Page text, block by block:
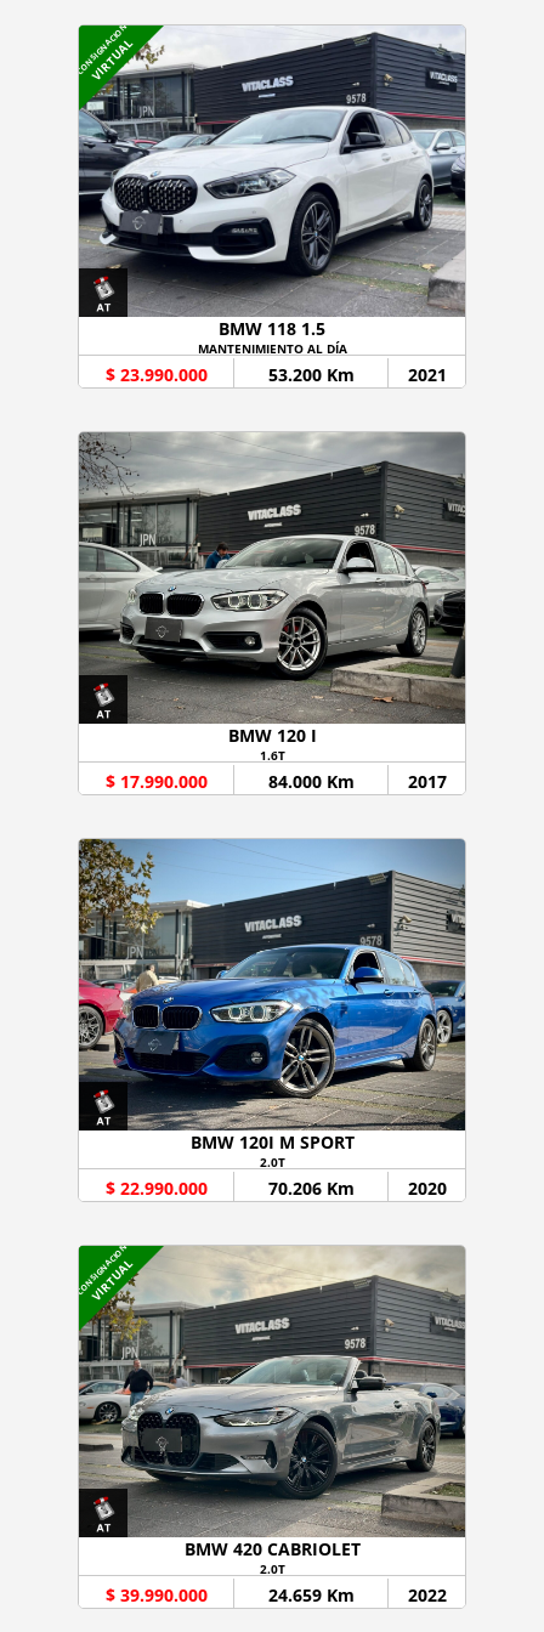
CONSIGNACION
VIRTUAL
BMW 118 1.5
MANTENIMIENTO AL DÍA
$ 23.990.000 53.200 Km 2021
BMW 120 I
1.6T
$ 17.990.000 84.000 Km 2017
BMW 120I M SPORT
2.0T
$ 22.990.000 70.206 Km 2020
CONSIGNACION
VIRTUAL
BMW 420 CABRIOLET
2.0T
$ 39.990.000 24.659 Km 2022